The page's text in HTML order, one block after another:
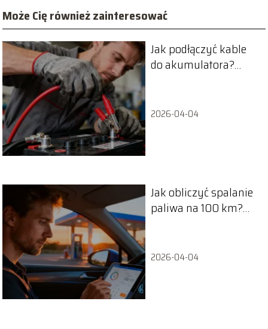
Może Cię również zainteresować
Jak podłączyć kable
do akumulatora?
2026-04-04
Jak obliczyć spalanie
paliwa na 100 km?
2026-04-04